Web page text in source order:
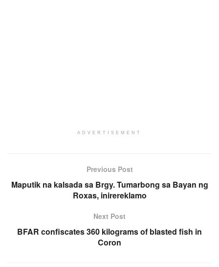
ADVERTISEMENT
Previous Post
Maputik na kalsada sa Brgy. Tumarbong sa Bayan ng
Roxas, inirereklamo
Next Post
BFAR confiscates 360 kilograms of blasted fish in
Coron